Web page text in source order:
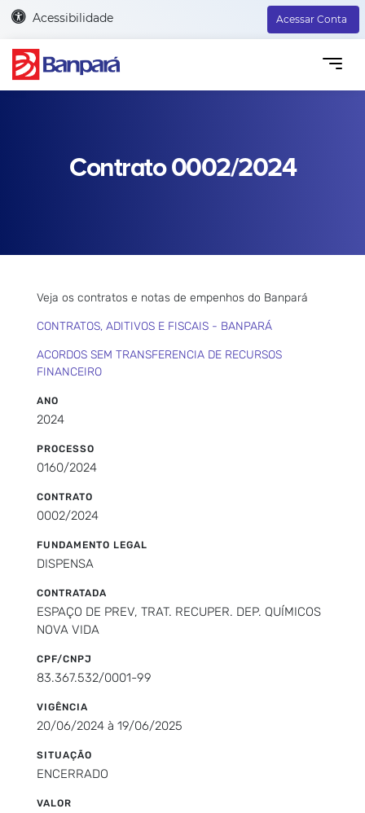
Acessibilidade Acessar Conta
Contrato 0002/2024
Veja os contratos e notas de empenhos do Banpará
CONTRATOS, ADITIVOS E FISCAIS - BANPARÁ
ACORDOS SEM TRANSFERENCIA DE RECURSOS
FINANCEIRO
ANO
2024
PROCESSO
0160/2024
CONTRATO
0002/2024
FUNDAMENTO LEGAL
DISPENSA
CONTRATADA
ESPAÇO DE PREV, TRAT. RECUPER. DEP. QUÍMICOS
NOVA VIDA
CPF/CNPJ
83.367.532/0001-99
VIGÊNCIA
20/06/2024 à 19/06/2025
SITUAÇÃO
ENCERRADO
VALOR